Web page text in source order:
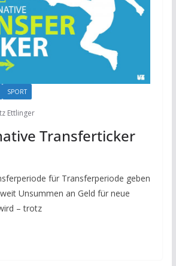
SPORT
Ettlinger
Transferticker
für Transferperiode geben
Unsummen an Geld für neue
– trotz